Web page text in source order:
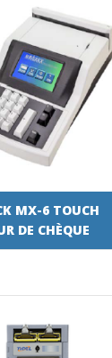
MX-6 TOUCH
DE CHÈQUE